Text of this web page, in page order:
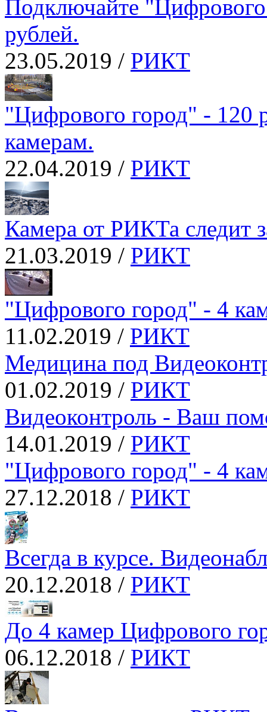
Подключайте
рублей.
23.05.2019 / РИКТ
"Цифрового город" - 120
камерам.
22.04.2019 / РИКТ
Камера от РИКТа следит
21.03.2019 / РИКТ
"Цифрового город" - 4
11.02.2019 / РИКТ
Медицина под
01.02.2019 / РИКТ
Видеоконтроль - Ваш
14.01.2019 / РИКТ
"Цифрового город" - 4
27.12.2018 / РИКТ
Всегда в курсе.
20.12.2018 / РИКТ
До 4 камер Цифрового
06.12.2018 / РИКТ